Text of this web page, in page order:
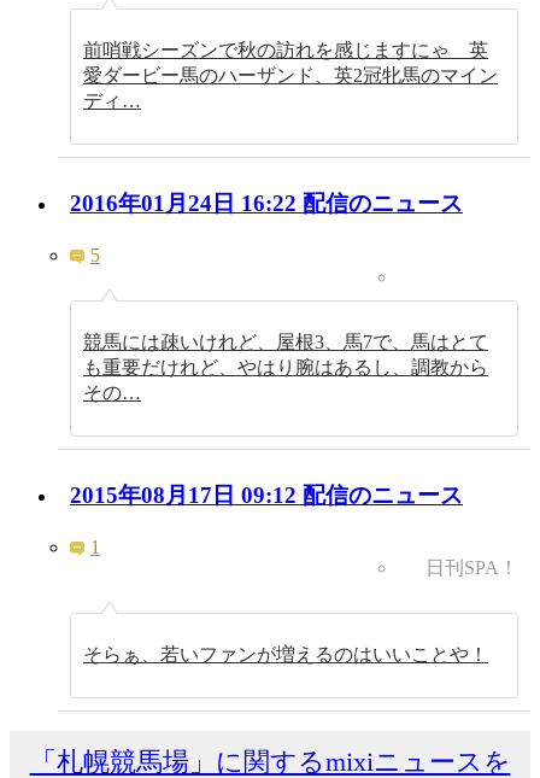
前哨戦シーズンで秋の訪れを感じますにゃ 英
愛ダービー馬のハーザンド、英2冠牝馬のマイン
ディ…
2016年01月24日 16:22 配信のニュース
5
競馬には疎いけれど、屋根3、馬7で、馬はとて
も重要だけれど、やはり腕はあるし、調教から
その…
2015年08月17日 09:12 配信のニュース
1
日刊SPA！
そらぁ、若いファンが増えるのはいいことや！
「札幌競馬場」に関するmixiニュースを